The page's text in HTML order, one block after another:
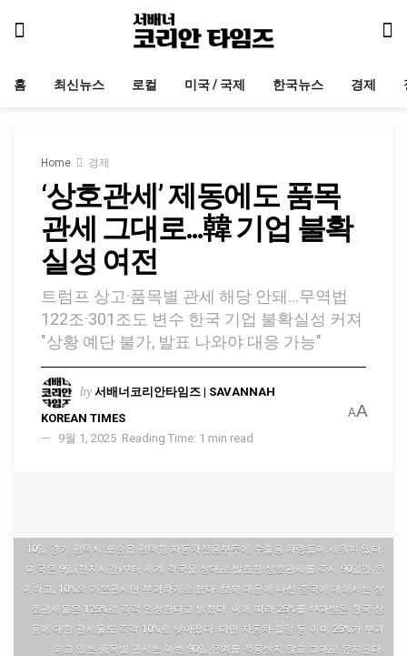
홈 최신뉴스 로컬 미국 / 국제 한국뉴스 경제
Home 경제
‘상호관세’ 제동에도 품목
관세 그대로…韓 기업 불확
실성 여전
트럼프 상고·품목별 관세 해당 안돼…무역법
122조·301조도 변수 한국 기업 불확실성 커져
"상황 예단 불가, 발표 나와야 대응 가능"
by 서배너코리안타임즈 | SAVANNAH
KOREAN TIMES
9월 1, 2025 Reading Time: 1 min read
AA
10일 경기 평택시 포승읍 평택항 자동차전용부두에 수출용 차량들이 세워져 있다.
미국은 9일(현지시간)부터 세계 각국을 상대로 발효한 상호관세를 즉시 90일간 유
예하고, 10%의 기본관세만 부과하기로 했다. 보복 대응에 나선 중국에 대해서는 상
호관세율은 125%로 즉각 인상한다고 밝혔다. 이에 따라 25%를 부과받은 한국 상
품에 대한 관세율도 즉각 10%로 낮아졌다. 다만 자동차·철강 등 이미 25%가 부과
되고 있는 품목별 관세는 이번 90일 유예를 적용받지 않고 그대로 유지된다.